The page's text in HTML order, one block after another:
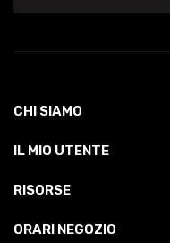
CHI SIAMO
IL MIO UTENTE
RISORSE
ORARI NEGOZIO